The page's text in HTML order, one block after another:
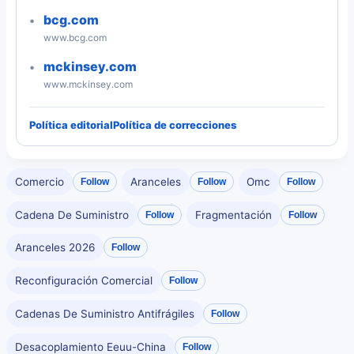
bcg.com
www.bcg.com
mckinsey.com
www.mckinsey.com
Política editorialPolítica de correcciones
Comercio Follow Aranceles Follow Omc Follow
Cadena De Suministro Follow Fragmentación Follow
Aranceles 2026 Follow
Reconfiguración Comercial Follow
Cadenas De Suministro Antifrágiles Follow
Desacoplamiento Eeuu-China Follow